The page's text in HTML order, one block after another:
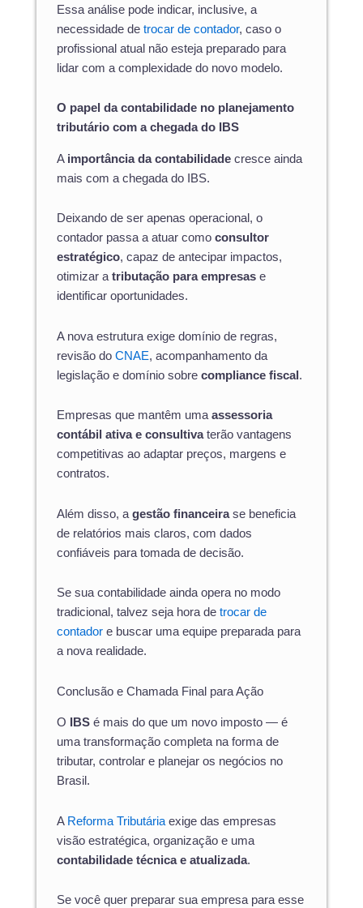
Essa análise pode indicar, inclusive, a
necessidade de trocar de contador, caso o
profissional atual não esteja preparado para
lidar com a complexidade do novo modelo.
O papel da contabilidade no planejamento
tributário com a chegada do IBS
A importância da contabilidade cresce ainda
mais com a chegada do IBS.
Deixando de ser apenas operacional, o
contador passa a atuar como consultor
estratégico, capaz de antecipar impactos,
otimizar atributação para empresas e
identificar oportunidades.
A nova estrutura exige domínio de regras,
revisão do CNAE, acompanhamento da
legislação e domínio sobre compliance fiscal .
Empresas que mantêm umaassessoria
contábil ativa e consultivaterão vantagens
competitivas ao adaptar preços, margens e
contratos.
Além disso, a gestão financeirase beneficia
de relatórios mais claros, com dados
confiáveis para tomada de decisão.
Se sua contabilidade ainda opera no modo
tradicional, talvez seja hora de trocar de
contador e buscar uma equipe preparada para
a nova realidade.
Conclusão e Chamada Final para Ação
O IBS é mais do que um novo imposto — é
uma transformação completa na forma de
tributar, controlar e planejar os negócios no
Brasil.
A Reforma Tributária exige das empresas
visão estratégica, organização e uma
contabilidade técnica e atualizada.
Se você quer preparar sua empresa para esse